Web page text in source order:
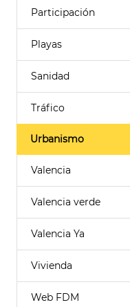
Participación
Playas
Sanidad
Tráfico
Urbanismo
Valencia
Valencia verde
Valencia Ya
Vivienda
Web FDM